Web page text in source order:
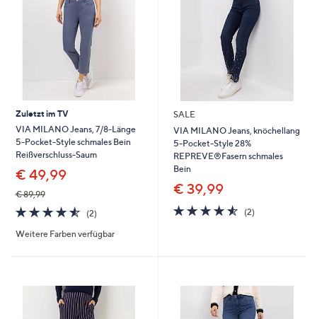
Zuletzt im TV
VIA MILANO Jeans, 7/8-Länge
5-Pocket-Style schmales Bein
Reißverschluss-Saum
€ 49,99
€ 89,99
4.5
von
5
(2)2
Weitere Farben verfügbar
SALE
VIA MILANO Jeans, knöchellang
5-Pocket-Style 28%
REPREVE®Fasern schmales
Bein
€ 39,99
4.5
von
(2)2